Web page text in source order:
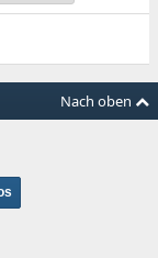
Nach oben